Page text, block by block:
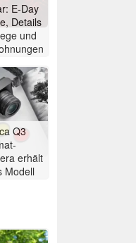
E-Day
Details
und
Q3
erhält
Modell